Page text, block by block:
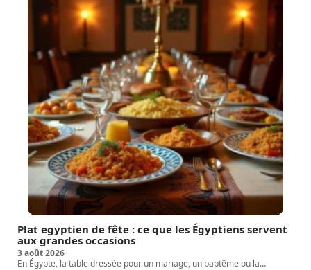
Plat egyptien de fête : ce que les Égyptiens servent
aux grandes occasions
3 août 2026
En Égypte, la table dressée pour un mariage, un baptême ou la…